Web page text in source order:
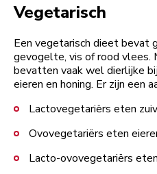
Vegetarisch
Een vegetarisch dieet bevat
gevogelte, vis of rood vlees.
bevatten vaak wel dierlijke
eieren en honing. Er zijn een
Lactovegetariërs eten
Ovovegetariërs eten
Lacto-ovovegetariërs